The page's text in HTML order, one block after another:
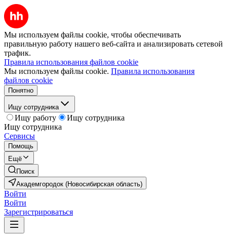
Мы используем файлы cookie, чтобы обеспечивать
правильную работу нашего веб-сайта и анализировать сетевой
трафик.
Правила использования файлов cookie
Мы используем файлы cookie. Правила использования
файлов cookie
Понятно
Ищу сотрудника
Ищу работу
Ищу сотрудника
Ищу сотрудника
Сервисы
Помощь
Ещё
Поиск
Академгородок (Новосибирская область)
Войти
Войти
Зарегистрироваться